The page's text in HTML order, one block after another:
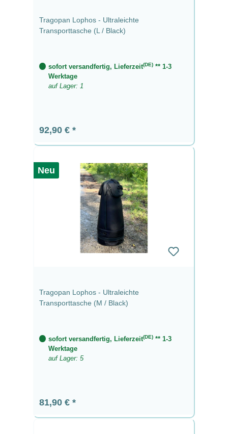
Tragopan Lophos - Ultraleichte
Transporttasche (L / Black)
sofort versandfertig, Lieferzeit(DE)** 1-3
Werktage
auf Lager: 1
Regulärer Preis:
92,90 €
Neu
Tragopan Lophos - Ultraleichte
Transporttasche (M / Black)
sofort versandfertig, Lieferzeit(DE)** 1-3
Werktage
auf Lager: 5
Regulärer Preis:
81,90 €